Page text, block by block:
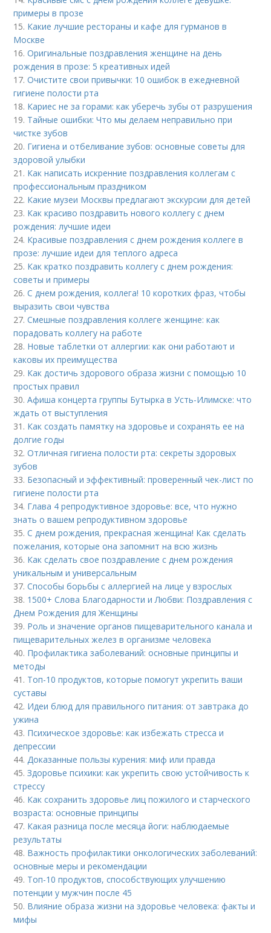
примеры в прозе
15. Какие лучшие рестораны и кафе для гурманов в
Москве
16.Оригинальные поздравления женщине на день
рождения в прозе: 5 креативных идей
17.Очистите свои привычки: 10 ошибок в ежедневной
гигиене полости рта
18. Кариес не за горами: как уберечь зубы от разрушения
19. Тайные ошибки: Что мы делаем неправильно при
чистке зубов
20. Гигиена и отбеливание зубов: основные советы для
здоровой улыбки
21. Как написать искренние поздравления коллегам с
профессиональным праздником
22. Какие музеи Москвы предлагают экскурсии для детей
23. Как красиво поздравить нового коллегу с днем
рождения: лучшие идеи
24. Красивые поздравления с днем рождения коллеге в
прозе: лучшие идеи для теплого адреса
25. Как кратко поздравить коллегу с днем рождения:
советы и примеры
26.С днем рождения, коллега! 10 коротких фраз, чтобы
выразить свои чувства
27.Смешные поздравления коллеге женщине: как
порадовать коллегу на работе
28. Новые таблетки от аллергии: как они работают и
каковы их преимущества
29. Как достичь здорового образа жизни с помощью 10
простых правил
30.Афиша концерта группы Бутырка в Усть-Илимске: что
ждать от выступления
31. Как создать памятку на здоровье и сохранять ее на
долгие годы
32.Отличная гигиена полости рта: секреты здоровых
зубов
33. Безопасный и эффективный: проверенный чек-лист по
гигиене полости рта
34. Глава 4 репродуктивное здоровье: все, что нужно
знать о вашем репродуктивном здоровье
35.С днем рождения, прекрасная женщина! Как сделать
пожелания, которые она запомнит на всю жизнь
36. Как сделать свое поздравление с днем рождения
уникальным и универсальным
37.Способы борьбы с аллергией на лице у взрослых
38. 1500+ Слова Благодарности и Любви: Поздравления с
Днем Рождения для Женщины
39. Роль и значение органов пищеварительного канала и
пищеварительных желез в организме человека
40. Профилактика заболеваний: основные принципы и
методы
41. Топ-10 продуктов, которые помогут укрепить ваши
суставы
42. Идеи блюд для правильного питания: от завтрака до
ужина
43. Психическое здоровье: как избежать стресса и
депрессии
44.Доказанные пользы курения: миф или правда
45.Здоровье психики: как укрепить свою устойчивость к
стрессу
46. Как сохранить здоровье лиц пожилого и старческого
возраста: основные принципы
47. Какая разница после месяца йоги: наблюдаемые
результаты
48. Важность профилактики онкологических заболеваний:
основные меры и рекомендации
49. Топ-10 продуктов, способствующих улучшению
потенции у мужчин после 45
50. Влияние образа жизни на здоровье человека: факты и
мифы